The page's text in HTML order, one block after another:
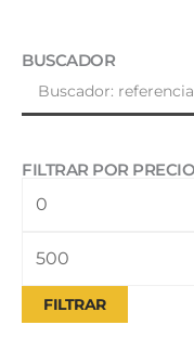
BUSCADOR
FILTRAR POR PRECIO
mínimo
FILTRAR